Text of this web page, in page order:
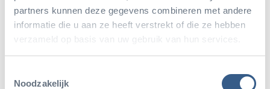
partners kunnen deze gegevens combineren met andere
informatie die u aan ze heeft verstrekt of die ze hebben
verzameld op basis van uw gebruik van hun services.
Noodzakelijk
Deel op WhatsApp
Kopieer link